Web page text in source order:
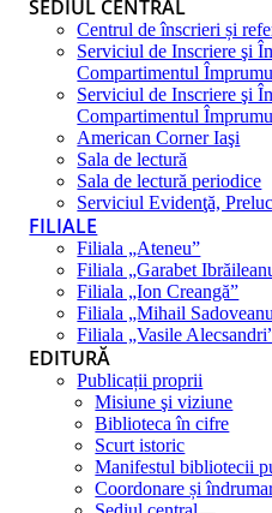
SEDIUL CENTRAL
Centrul de înscrieri și
Serviciul de Inscriere şi
Compartimentul
Serviciul de Inscriere şi
Compartimentul
American Corner Iaşi
Sala de lectură
Sala de lectură periodice
Serviciul Evidenţă,
FILIALE
Filiala „Ateneu”
Filiala „Garabet
Filiala „Ion Creangă”
Filiala „Mihail
Filiala „Vasile
EDITURĂ
Publicații proprii
Misiune şi viziune
Biblioteca în cifre
Scurt istoric
Manifestul bibliotecii
Coordonare și